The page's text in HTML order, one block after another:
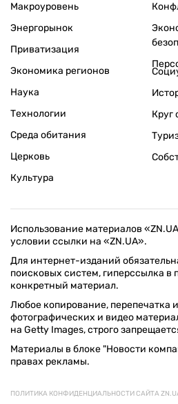
Макроуровень
Энергорынок
Приватизация
Экономика регионов
Наука
Технологии
Среда обитания
Церковь
Культура
Круг
Использование материалов
условии ссылки на «ZN.UA».
Для интернет-изданий
поисковых систем, гиперссылка в
конкретный материал.
Любое копирование, перепечатка
фотографических и видео
на Getty Images, строго
Материалы в блоке "Новости
правах рекламы.
ПОЛИТИКА КОНФИДЕНЦИАЛЬНОСТИ САЙТА